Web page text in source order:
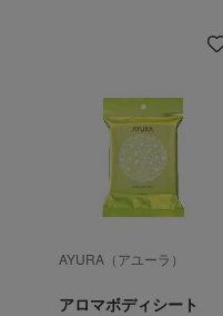
AYURA（アユーラ）
アロマボディシート